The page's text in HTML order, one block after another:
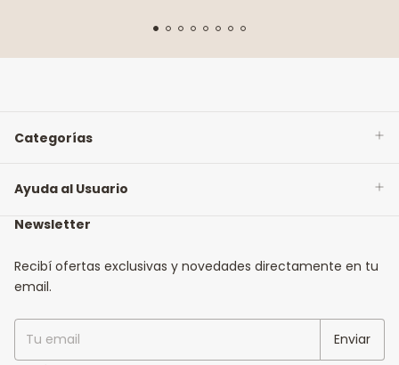
Categorías
Ayuda al Usuario
Newsletter
Recibí ofertas exclusivas y novedades directamente en tu
email.